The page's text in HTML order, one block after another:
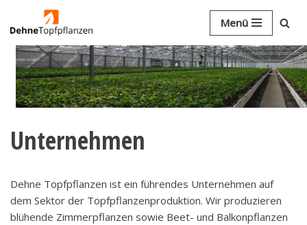
Zum
Inhalt
springen
Menü
Unternehmen
Dehne Topfpflanzen ist ein führendes Unternehmen auf
dem Sektor der Topfpflanzenproduktion. Wir produzieren
blühende Zimmerpflanzen sowie Beet- und Balkonpflanzen